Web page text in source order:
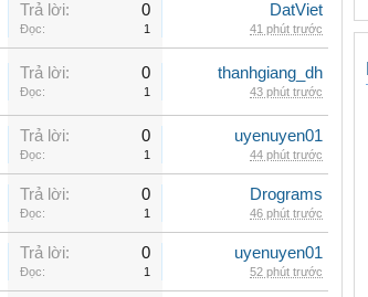
Trả lời: 0
Đọc: 1
DatViet
41 phút trước
Trả lời: 0
Đọc: 1
thanhgiang_dh
43 phút trước
Trả lời: 0
Đọc: 1
uyenuyen01
44 phút trước
Trả lời: 0
Đọc: 1
Drograms
46 phút trước
Trả lời: 0
Đọc: 1
uyenuyen01
52 phút trước